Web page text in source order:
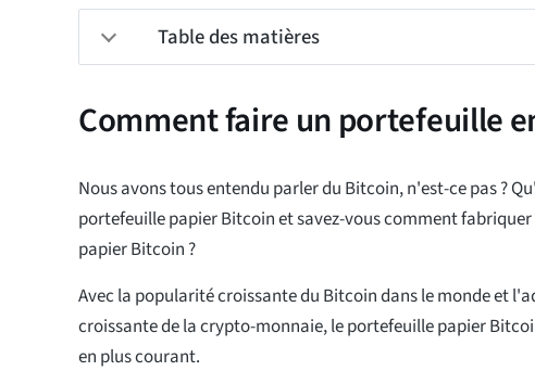
Table des matières
Comment faire un portefeuille
Nous avons tous entendu parler du Bitcoin, n'est-ce pas ?
portefeuille papier Bitcoin et savez-vous comment
papier Bitcoin ?
Avec la popularité croissante du Bitcoin dans le monde et
croissante de la crypto-monnaie, le portefeuille papier
en plus courant.